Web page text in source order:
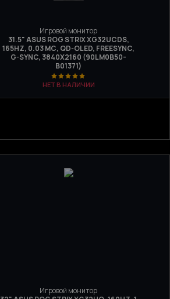
Игровой монитор
31.5" ASUS ROG STRIX XG32UCDS,
165HZ, 0.03 МС, QD-OLED, FREESYNC,
G-SYNC, 3840Х2160 (90LM0B50-
B01371)
НЕТ В НАЛИЧИИ
Игровой монитор